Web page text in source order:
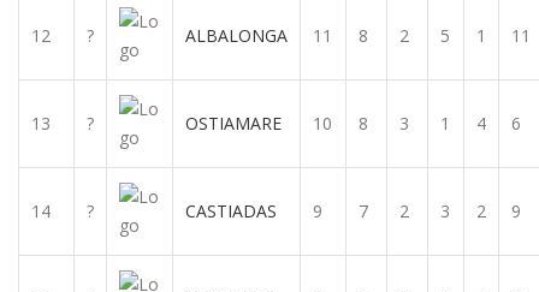
12 ? ALBALONGA 11 8 2 5 1 11
13 ? OSTIAMARE 10 8 3 1 4 6
14 ? CASTIADAS 9 7 2 3 2 9